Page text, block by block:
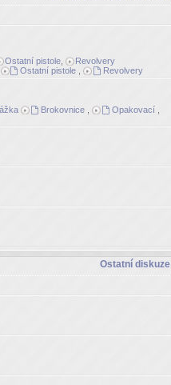
Ostatní pistole
Revolvery
Ostatní pistole , Revolvery
Brokovnice, Opakovací,
Ostatní diskuze